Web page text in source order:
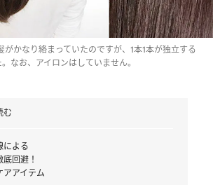
がかなり絡まっていたのですが、1本1本が独立する
なお、アイロンはしていません。
む
による
回避！
アアイテム